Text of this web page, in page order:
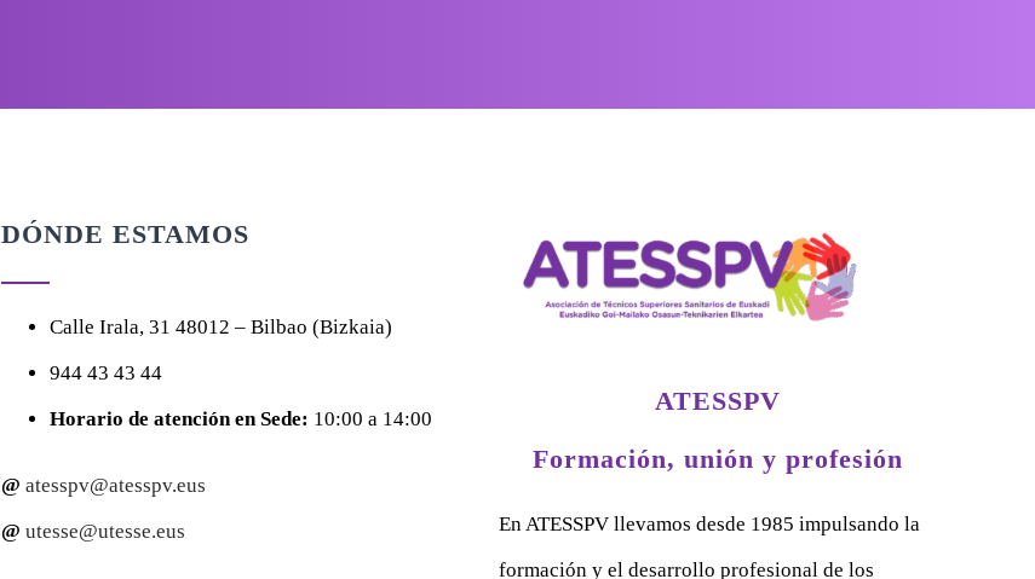
DÓNDE ESTAMOS
CalleIrala, 3148012 – Bilbao (Bizkaia)
944 43 43 44
Horario de atención en Sede: 10:00 a 14:00
@ atesspv@atesspv.eus
@ utesse@utesse.eus
ATESSPV
Formación, unión y profesión
En ATESSPV llevamos desde 1985 impulsando la
formación y el desarrollo profesional de los